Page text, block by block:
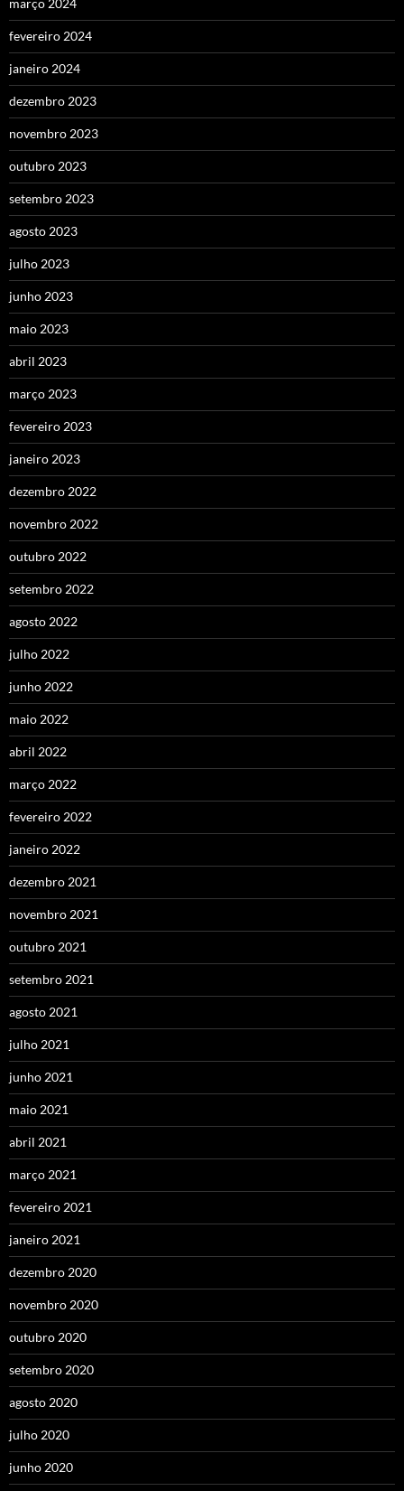
março 2024
fevereiro 2024
janeiro 2024
dezembro 2023
novembro 2023
outubro 2023
setembro 2023
agosto 2023
julho 2023
junho 2023
maio 2023
abril 2023
março 2023
fevereiro 2023
janeiro 2023
dezembro 2022
novembro 2022
outubro 2022
setembro 2022
agosto 2022
julho 2022
junho 2022
maio 2022
abril 2022
março 2022
fevereiro 2022
janeiro 2022
dezembro 2021
novembro 2021
outubro 2021
setembro 2021
agosto 2021
julho 2021
junho 2021
maio 2021
abril 2021
março 2021
fevereiro 2021
janeiro 2021
dezembro 2020
novembro 2020
outubro 2020
setembro 2020
agosto 2020
julho 2020
junho 2020